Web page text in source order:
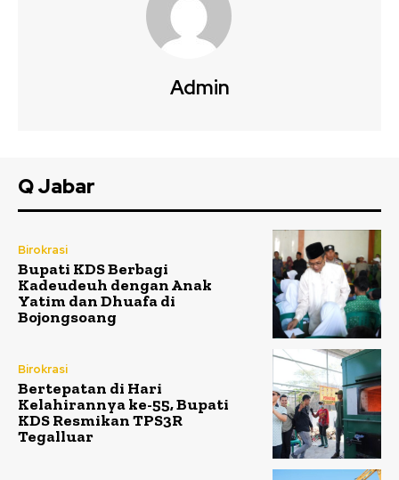
Admin
Q Jabar
Birokrasi
Bupati KDS Berbagi
Kadeudeuh dengan Anak
Yatim dan Dhuafa di
Bojongsoang
Birokrasi
Bertepatan di Hari
Kelahirannya ke-55, Bupati
KDS Resmikan TPS3R
Tegalluar